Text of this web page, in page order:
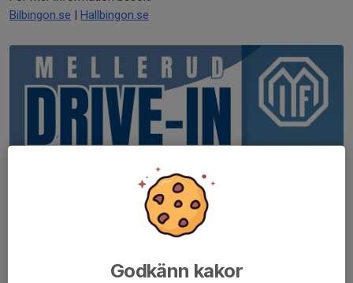
Bilbingon.se | Hallbingon.se
Godkänn kakor